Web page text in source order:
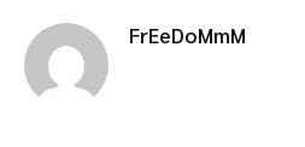
FrEeDoMmM